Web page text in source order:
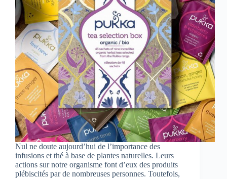
Nul ne doute aujourd’hui de l’importance des
infusions et thé à base de plantes naturelles. Leurs
actions sur notre organisme font d’eux des produits
plébiscités par de nombreuses personnes. Toutefois,